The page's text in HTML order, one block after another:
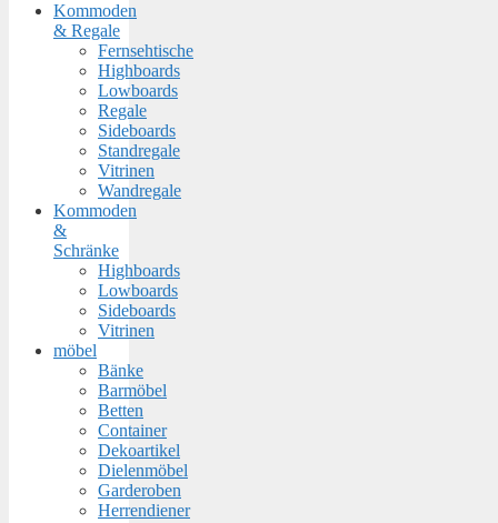
Kommoden
& Regale
Fernsehtische
Highboards
Lowboards
Regale
Sideboards
Standregale
Vitrinen
Wandregale
Kommoden
&
Schränke
Highboards
Lowboards
Sideboards
Vitrinen
möbel
Bänke
Barmöbel
Betten
Container
Dekoartikel
Dielenmöbel
Garderoben
Herrendiener